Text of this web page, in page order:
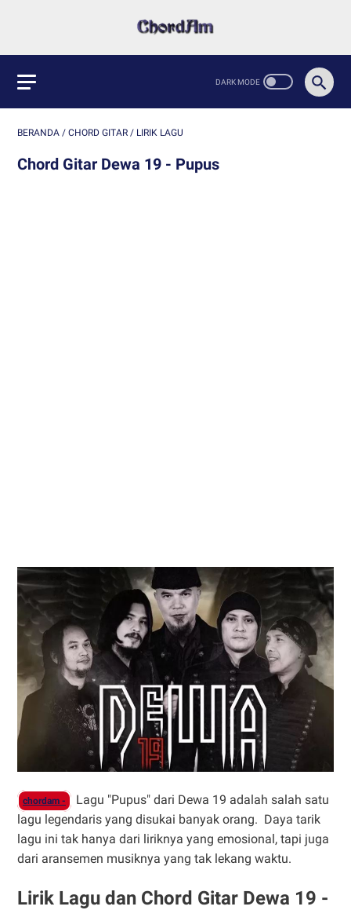
BERANDA / CHORD GITAR / LIRIK LAGU
Chord Gitar Dewa 19 - Pupus
chordam -
Lagu "Pupus" dari Dewa 19 adalah salah satu
lagu legendaris yang disukai banyak orang. Daya tarik
lagu ini tak hanya dari liriknya yang emosional, tapi juga
dari aransemen musiknya yang tak lekang waktu.
Lirik Lagu dan Chord Gitar Dewa 19 -